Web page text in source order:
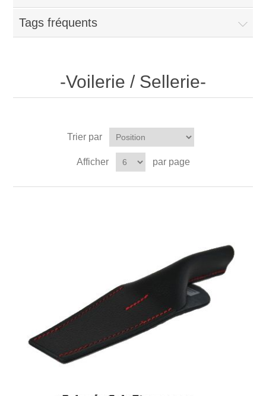
Tags fréquents
-Voilerie / Sellerie-
Trier par
Afficher par page